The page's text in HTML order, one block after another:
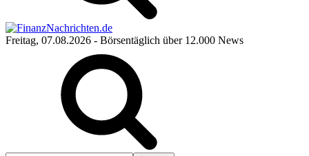
Freitag, 07.08.2026 - Börsentäglich über 12.000 News